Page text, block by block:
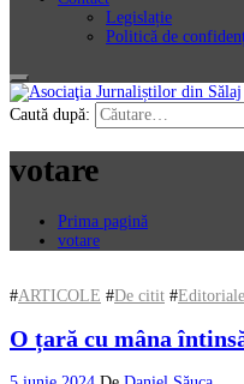
Legislație
Politică de
Asociaţia Jurnaliștilor din Sălaj
Caută după:
votare
Prima pagină
votare
#ARTICOLE #De citit #Editoriale
O țară cu mâna